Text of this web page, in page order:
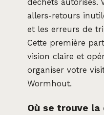
déchets autorisés.
allers-retours
et les erreurs de
Cette première
vision claire et
organiser votre
Wormhout.
Où se trouve